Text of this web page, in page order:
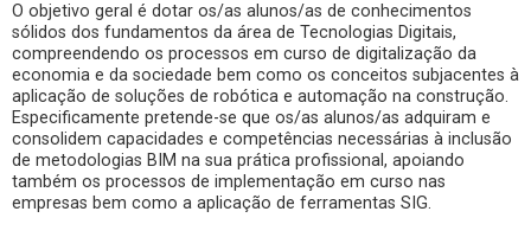
O objetivo geral é dotar os/as alunos/as de conhecimentos
sólidos dos fundamentos da área de Tecnologias Digitais,
compreendendo os processos em curso de digitalização da
economia e da sociedade bem como os conceitos subjacentes à
aplicação de soluções de robótica e automação na construção.
Especificamente pretende-se que os/as alunos/as adquiram e
consolidem capacidades e competências necessárias à inclusão
de metodologias BIM na sua prática profissional, apoiando
também os processos de implementação em curso nas
empresas bem como a aplicação de ferramentas SIG.